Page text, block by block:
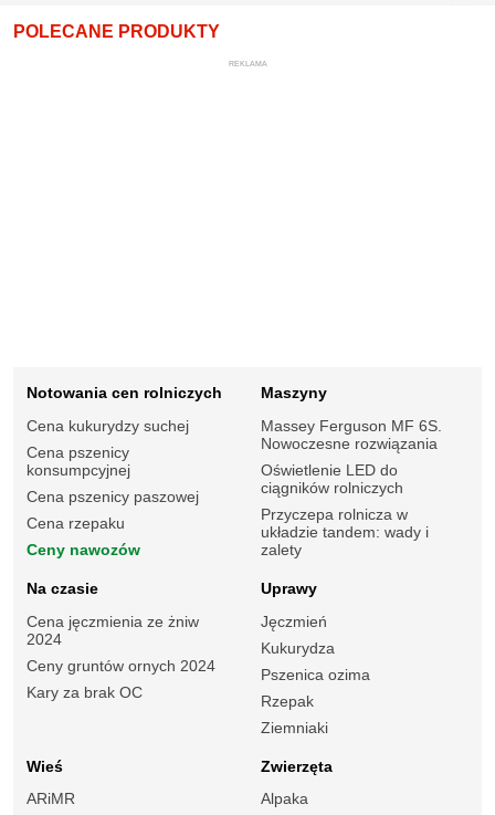
POLECANE PRODUKTY
REKLAMA
Notowania cen rolniczych
Cena kukurydzy suchej
Cena pszenicy
konsumpcyjnej
Cena pszenicy paszowej
Cena rzepaku
Ceny nawozów
Maszyny
Massey Ferguson MF 6S.
Nowoczesne rozwiązania
Oświetlenie LED do
ciągników rolniczych
Przyczepa rolnicza w
układzie tandem: wady i
zalety
Na czasie
Cena jęczmienia ze żniw
2024
Ceny gruntów ornych 2024
Kary za brak OC
Uprawy
Jęczmień
Kukurydza
Pszenica ozima
Rzepak
Ziemniaki
Wieś
ARiMR
Zwierzęta
Alpaka